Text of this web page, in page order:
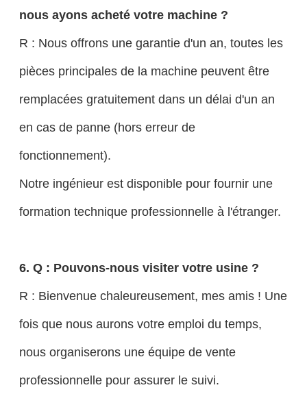
nous ayons acheté votre machine ?
R : Nous offrons une garantie d'un an, toutes les
pièces principales de la machine peuvent être
remplacées gratuitement dans un délai d'un an
en cas de panne (hors erreur de
fonctionnement).
Notre ingénieur est disponible pour fournir une
formation technique professionnelle à l'étranger.
6. Q : Pouvons-nous visiter votre usine ?
R : Bienvenue chaleureusement, mes amis ! Une
fois que nous aurons votre emploi du temps,
nous organiserons une équipe de vente
professionnelle pour assurer le suivi.